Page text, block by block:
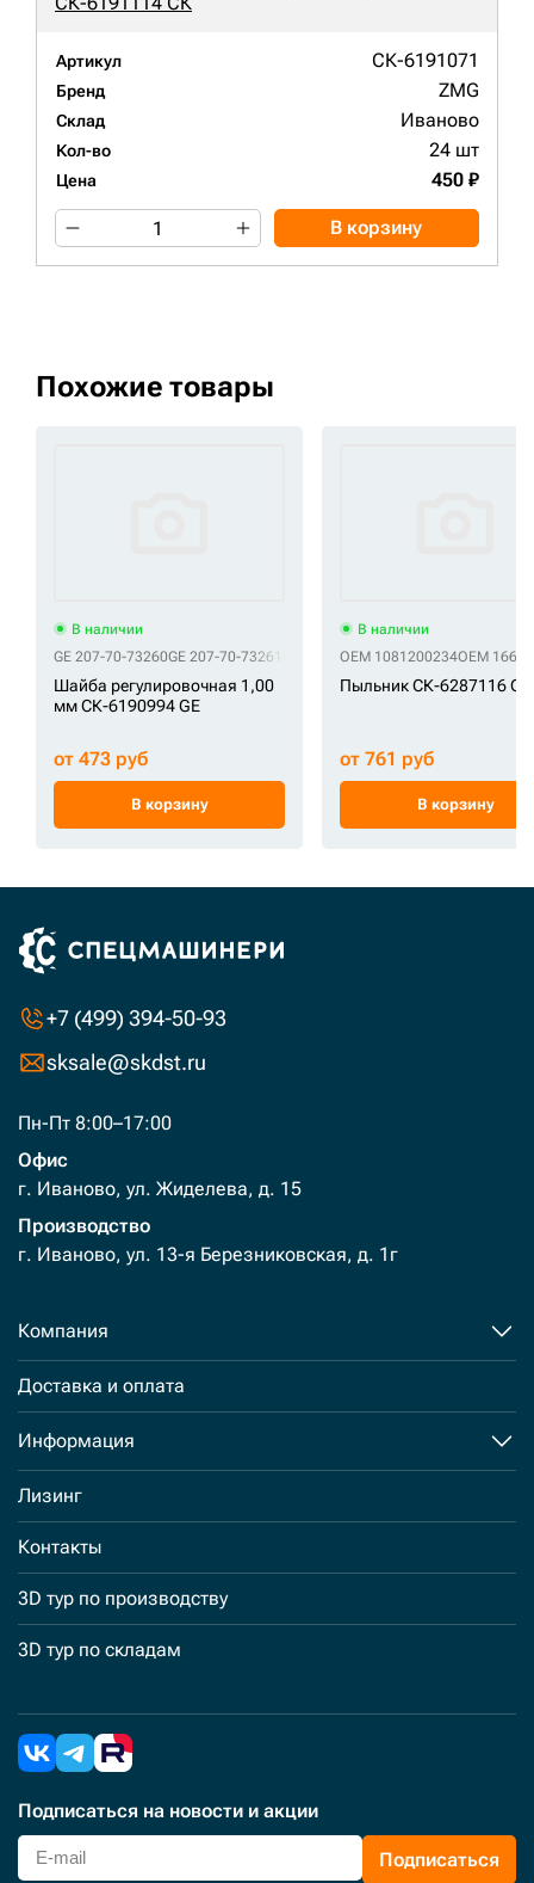
Артикул СК-6191071
Бренд ZMG
Склад Иваново
Кол-во 24 шт
Цена 450 ₽
В корзину
Похожие товары
В наличии
GE 207-70-73260GE 207-70-73261 GE 90*170*1GE S391-090155A
Шайба регулировочная 1,00
мм СК-6190994 GE
от 473 руб
В корзину
В наличии
OEM 1081200234OEM
Пыльник СК-6287116
от 761 руб
В корзину
+7 (499) 394-50-93
sksale@skdst.ru
Пн-Пт 8:00–17:00
Офис
г. Иваново, ул. Жиделева, д. 15
Производство
г. Иваново, ул. 13-я Березниковская, д. 1г
Компания
Доставка и оплата
Информация
Лизинг
Контакты
3D тур по производству
3D тур по складам
Подписаться на новости и акции
Подписаться